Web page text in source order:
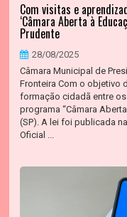
Com visitas e
‘Câmara Aberta à
Prudente
28/08/2025
Câmara Municipal de
Fronteira Com o objetivo
formação cidadã entre
programa “Câmara
(SP). A lei foi publicada
Oficial ...